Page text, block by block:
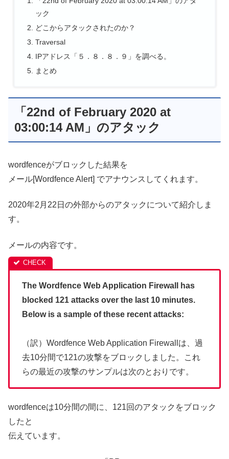
ック
どこからアタックされたのか？
Traversal
IPアドレス「５．８．８．９」を調べる。
まとめ
「22nd of February 2020 at
03:00:14 AM」のアタック
wordfenceがブロックした結果を
メール[Wordfence Alert] でアナウンスしてくれます。
2020年2月22日の外部からのアタックについて紹介しま
す。
メールの内容です。
The Wordfence Web Application Firewall has
blocked 121 attacks over the last 10 minutes.
Below is a sample of these recent attacks:
（訳）Wordfence Web Application Firewallは、過
去10分間で121の攻撃をブロックしました。これ
らの最近の攻撃のサンプルは次のとおりです。
wordfenceは10分間の間に、121回のアタックをブロック
したと
伝えています。